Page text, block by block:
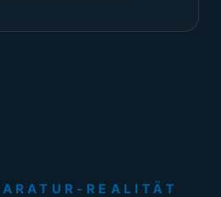
REALITÄT